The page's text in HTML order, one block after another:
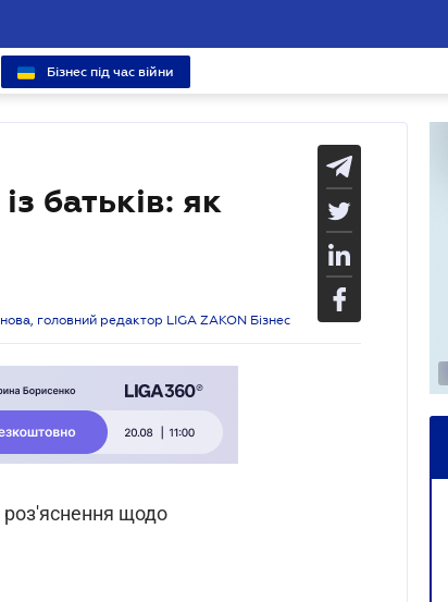
Бізнес під час війни
батьків: як
головний редактор LIGA ZAKON Бізнес
роз'яснення щодо